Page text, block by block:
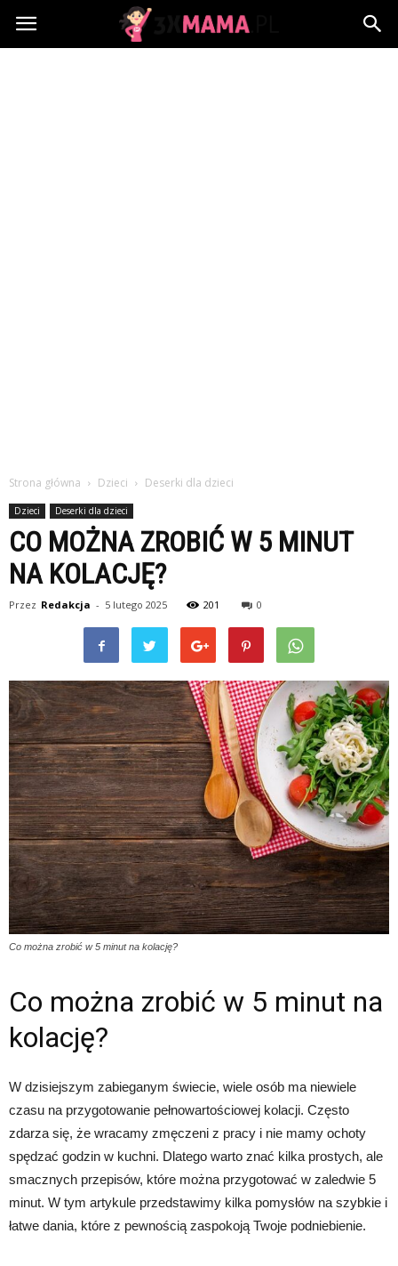
3xMama.pl
Strona główna Dzieci Deserki dla dzieci
Dzieci Deserki dla dzieci
CO MOŻNA ZROBIĆ W 5 MINUT
NA KOLACJĘ?
Przez Redakcja - 5 lutego 2025 201 0
Co można zrobić w 5 minut na kolację?
Co można zrobić w 5 minut na
kolację?
W dzisiejszym zabieganym świecie, wiele osób ma niewiele
czasu na przygotowanie pełnowartościowej kolacji. Często
zdarza się, że wracamy zmęczeni z pracy i nie mamy ochoty
spędzać godzin w kuchni. Dlatego warto znać kilka prostych, ale
smacznych przepisów, które można przygotować w zaledwie 5
minut. W tym artykule przedstawimy kilka pomysłów na szybkie i
łatwe dania, które z pewnością zaspokoją Twoje podniebienie.